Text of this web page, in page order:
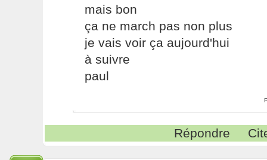
mais bon
ça ne march pas non plus
je vais voir ça aujourd'hui
à suivre
paul
Répondre